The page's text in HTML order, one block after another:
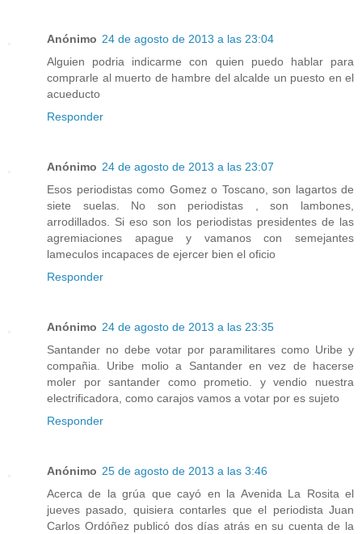
Anónimo 24 de agosto de 2013 a las 23:04
Alguien podria indicarme con quien puedo hablar para
comprarle al muerto de hambre del alcalde un puesto en el
acueducto
Responder
Anónimo 24 de agosto de 2013 a las 23:07
Esos periodistas como Gomez o Toscano, son lagartos de
siete suelas. No son periodistas , son lambones,
arrodillados. Si eso son los periodistas presidentes de las
agremiaciones apague y vamanos con semejantes
lameculos incapaces de ejercer bien el oficio
Responder
Anónimo 24 de agosto de 2013 a las 23:35
Santander no debe votar por paramilitares como Uribe y
compañia. Uribe molio a Santander en vez de hacerse
moler por santander como prometio. y vendio nuestra
electrificadora, como carajos vamos a votar por es sujeto
Responder
Anónimo 25 de agosto de 2013 a las 3:46
Acerca de la grúa que cayó en la Avenida La Rosita el
jueves pasado, quisiera contarles que el periodista Juan
Carlos Ordóñez publicó dos días atrás en su cuenta de la